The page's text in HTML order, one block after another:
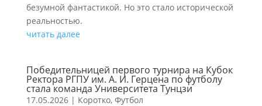
безумной фантастикой. Но это стало исторической
реальностью.
читать далее
Победительницей первого турнира на Кубок
Ректора РГПУ им. А. И. Герцена по футболу
стала команда Университета Тунцзи
17.05.2026| Коротко, Футбол